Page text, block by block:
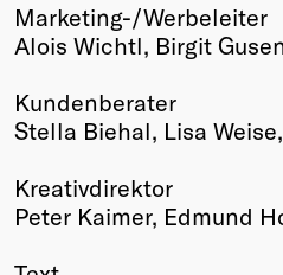
Marketing-/Werbeleiter
Alois Wichtl, Birgit
Kundenberater
Stella Biehal, Lisa
Kreativdirektor
Peter Kaimer, Edmund